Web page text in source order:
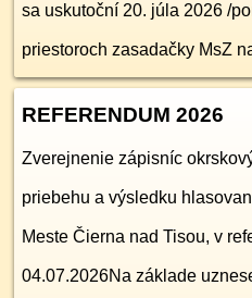
sa uskutoční 20. júla 2026 /
priestoroch zasadačky MsZ
REFERENDUM 2026
Zverejnenie zápisníc
priebehu a výsledku
Meste Čierna nad Tisou, v
04.07.2026Na základe